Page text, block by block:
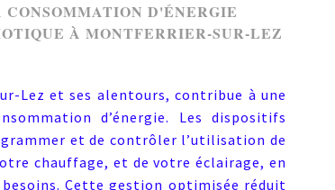
D'ÉNERGIE
À MONTFERRIER-SUR-LEZ
Lez et ses alentours, contribue à une
d’énergie. Les dispositifs
et de contrôler l’utilisation de
chauffage, et de votre éclairage, en
Cette gestion optimisée réduit